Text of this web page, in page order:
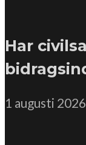
Har
1 augusti 2026